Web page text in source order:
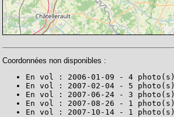
Coordonnées non disponibles :
En vol : 2006-01-09 - 4 photo(s)
En vol : 2007-02-04 - 5 photo(s)
En vol : 2007-06-24 - 3 photo(s)
En vol : 2007-08-26 - 1 photo(s)
En vol : 2007-10-14 - 1 photo(s)